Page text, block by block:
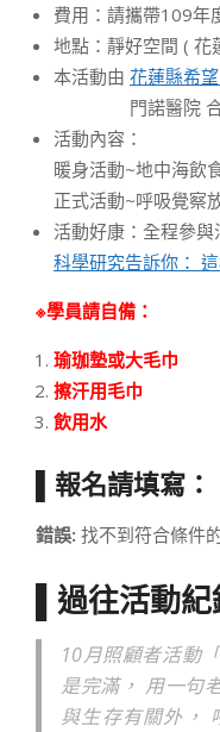
費用：請攜帶109年
地點：靜好空間 ( 花
本活動由 花蓮縣希
門諾醫院 合
活動內容：
暖身活動~地中海飲
正式活動~呼吸覺察
活動好康：全程參
科學研究告訴你：
※學員請自備：
瑜珈墊或大毛巾
擦汗用毛巾
飲用水
▌報名請填寫：
錯誤: 找不到符合條件
▌過往活動紀
10月照顧者活動
是完滿， 用一句
與生存有關外，